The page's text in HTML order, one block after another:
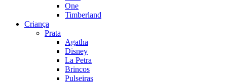
One
Timberland
Criança
Prata
Agatha
Disney
La Petra
Brincos
Pulseiras